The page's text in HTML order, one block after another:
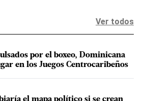
Ver todos
por el boxeo, Dominicana
en los Juegos Centrocaribeños